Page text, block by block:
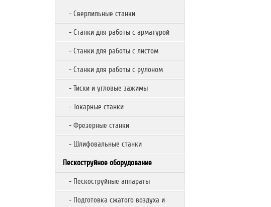
- Сверлильные станки
- Станки для работы с арматурой
- Станки для работы с листом
- Станки для работы с рулоном
- Тиски и угловые зажимы
- Токарные станки
- Фрезерные станки
- Шлифовальные станки
Пескоструйное оборудование
- Пескоструйные аппараты
- Подготовка сжатого воздуха и